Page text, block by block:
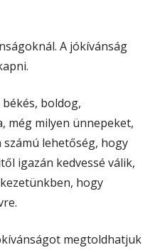
A jókívánság
boldog,
még milyen ünnepeket,
lehetőség, hogy
igazán kedvessé válik,
hogy
megtoldhatjuk